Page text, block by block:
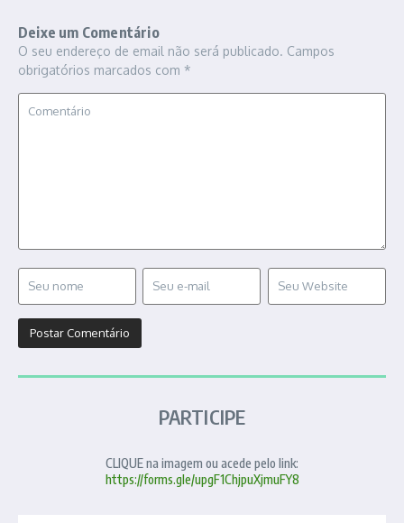
Deixe um Comentário
O seu endereço de email não será publicado. Campos
obrigatórios marcados com *
PARTICIPE
CLIQUE na imagem ou acede pelo link:
https://forms.gle/upgF1ChjpuXjmuFY8